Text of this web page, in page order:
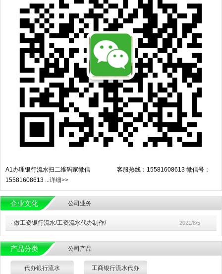
A1办理银行流水扫二维码家微信 客服热线：15581608613 微信号：
15581608613 ...详细>>
企业文化 公司业务
· 做工资银行流水/工资流水代办制作/ 2021/8/5
产品分类 公司产品
代办银行流水 工商银行流水代办